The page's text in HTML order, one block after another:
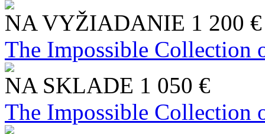
NA VYŽIADANIE 1 200 €
The Impossible Collection
NA SKLADE 1 050 €
The Impossible Collection